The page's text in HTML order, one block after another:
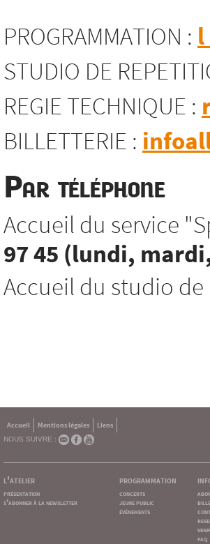
PROGRAMMATION :
STUDIO DE
REGIE TECHNIQUE :
BILLETTERIE :
Par téléphone
Accueil du service
97 45 (lundi,
Accueil du studio
Accueil Mentions légales
Liens
NOUS SUIVRE :
l'atelier
présentation
s'abonner à la newsletter
programmation
concerts
jeune public
événements
faq